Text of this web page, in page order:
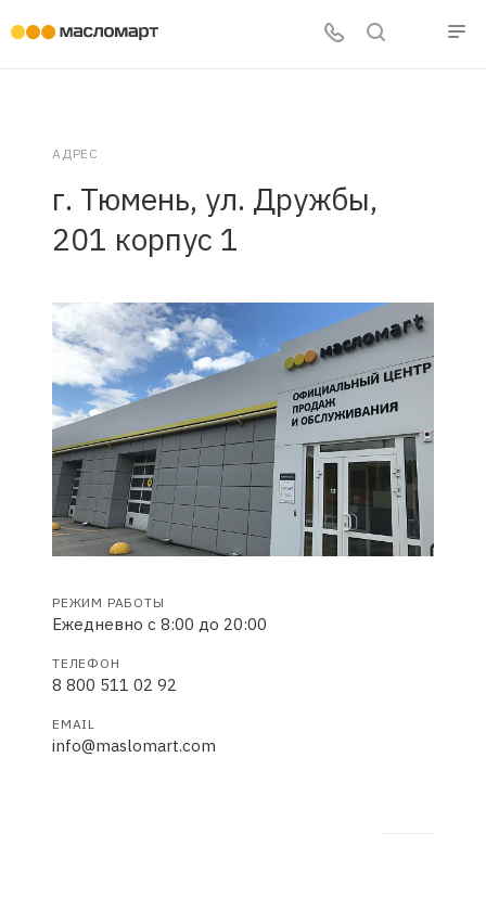
АДРЕС
г. Тюмень, ул. Дружбы,
201 корпус 1
РЕЖИМ РАБОТЫ
Ежедневно с 8:00 до 20:00
ТЕЛЕФОН
8 800 511 02 92
EMAIL
info@maslomart.com